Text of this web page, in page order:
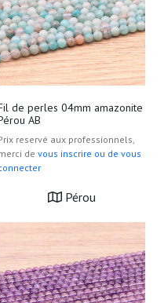
de perles 04mm amazonite
AB
reservé aux professionnels,
de vous inscrire ou de vous
Pérou